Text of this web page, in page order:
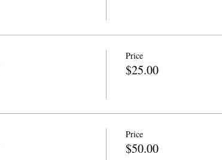
Price
$25.00
Price
$50.00